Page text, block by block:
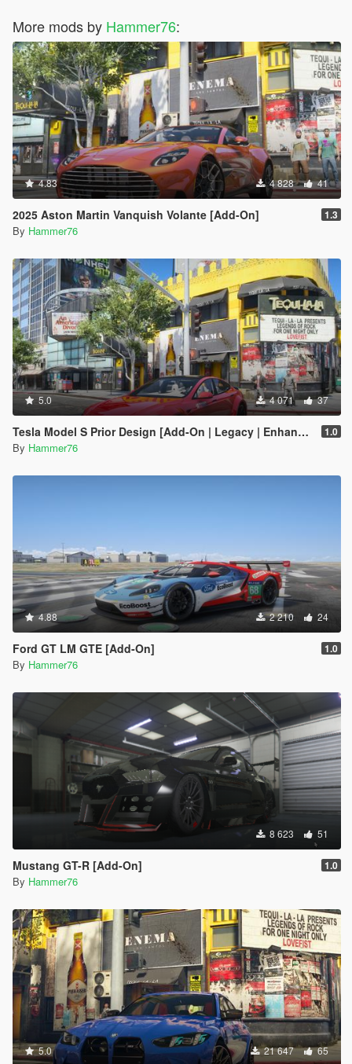
More mods by Hammer76:
4.83 4 828 41
2025 Aston Martin Vanquish Volante [Add-On] 1.3
By Hammer76
5.0 4 071 37
Tesla Model S Prior Design [Add-On | Legacy | Enhanced] 1.0
By Hammer76
4.88 2 210 24
Ford GT LM GTE [Add-On] 1.0
By Hammer76
8 623 51
Mustang GT-R [Add-On] 1.0
By Hammer76
5.0 21 647 65